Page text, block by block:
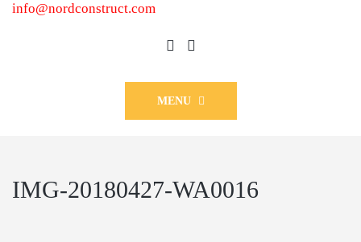
info@nordconstruct.com
MENU
IMG-20180427-WA0016